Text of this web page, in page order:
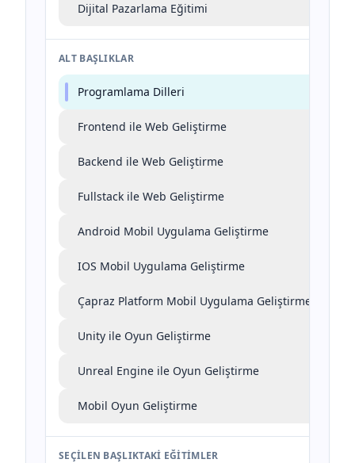
Dijital Pazarlama Eğitimi
ALT BAŞLIKLAR
Programlama Dilleri
Frontend ile Web Geliştirme
Backend ile Web Geliştirme
Fullstack ile Web Geliştirme
Android Mobil Uygulama Geliştirme
IOS Mobil Uygulama Geliştirme
Çapraz Platform Mobil Uygulama Geliştirme
Unity ile Oyun Geliştirme
Unreal Engine ile Oyun Geliştirme
Mobil Oyun Geliştirme
SEÇILEN BAŞLIKTAKI EĞITIMLER